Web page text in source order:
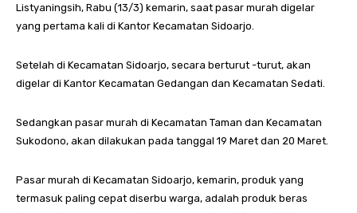
Listyaningsih, Rabu (13/3) kemarin, saat pasar murah digelar
yang pertama kali di Kantor Kecamatan Sidoarjo.
Setelah di Kecamatan Sidoarjo, secara berturut -turut, akan
digelar di Kantor Kecamatan Gedangan dan Kecamatan Sedati.
Sedangkan pasar murah di Kecamatan Taman dan Kecamatan
Sukodono, akan dilakukan pada tanggal 19 Maret dan 20 Maret.
Pasar murah di Kecamatan Sidoarjo, kemarin, produk yang
termasuk paling cepat diserbu warga, adalah produk beras